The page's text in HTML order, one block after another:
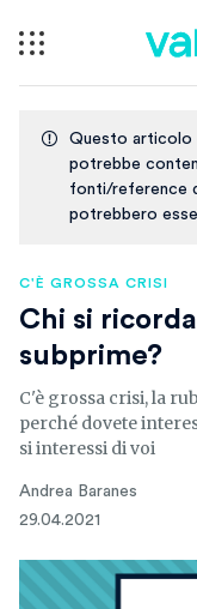
Questo articolo
potrebbe
fonti/reference
potrebbero
C'È GROSSA CRISI
Chi si
subprime?
C'è grossa crisi, la
perché dovete
si interessi di voi
Andrea Baranes
29.04.2021